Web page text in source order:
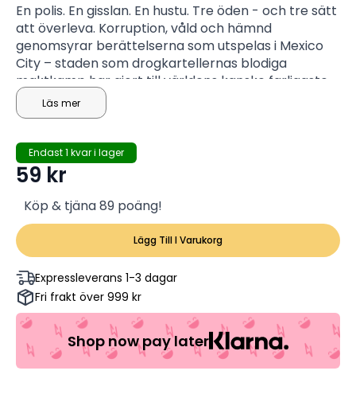
En polis. En gisslan. En hustu. Tre öden - och tre sätt
att överleva. Korruption, våld och hämnd
genomsyrar berättelserna som utspelas i Mexico
City – staden som drogkartellernas blodiga
maktkamp har gjort till världens kanske farligaste
plats.Läs mer
Endast 1 kvar i lager
59 kr
Köp & tjäna 89 poäng!
Lägg Till I Varukorg
Expressleverans 1-3 dagar
Fri frakt över 999 kr
Shop now pay later